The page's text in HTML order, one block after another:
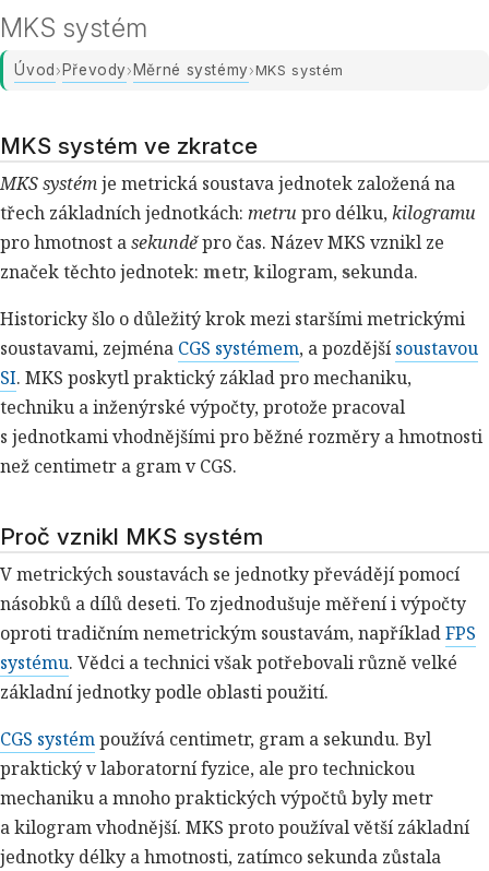
MKS systém
Úvod›Převody›Měrné systémy›MKS systém
MKS systém ve zkratce
MKS systémje metrická soustava jednotek založená na
třech základních jednotkách: metru pro délku,kilogramu
pro hmotnost asekunděpro čas. Název MKS vznikl ze
značek těchto jednotek: metr,kilogram, sekunda.
Historicky šlo o důležitý krok mezi staršími metrickými
soustavami, zejména CGS systémem, a pozdější soustavou
SI. MKS poskytl praktický základ pro mechaniku,
techniku a inženýrské výpočty, protože pracoval
s jednotkami vhodnějšími pro běžné rozměry a hmotnosti
než centimetr a gram v CGS.
Proč vznikl MKS systém
V metrických soustavách se jednotky převádějí pomocí
násobků a dílů deseti. To zjednodušuje měření i výpočty
oproti tradičním nemetrickým soustavám, napříkladFPS
systému. Vědci a technici však potřebovali různě velké
základní jednotky podle oblasti použití.
CGS systémpoužívá centimetr, gram a sekundu. Byl
praktický v laboratorní fyzice, ale pro technickou
mechaniku a mnoho praktických výpočtů byly metr
a kilogram vhodnější. MKS proto používal větší základní
jednotky délky a hmotnosti, zatímco sekunda zůstala